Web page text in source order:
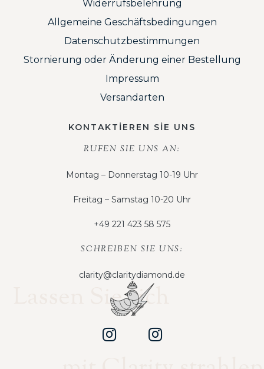
Widerrufsbelehrung
Allgemeine Geschäftsbedingungen
Datenschutzbestimmungen
Stornierung oder Änderung einer Bestellung
Impressum
Versandarten
KONTAKTİEREN SİE UNS
RUFEN SIE UNS AN:
Montag – Donnerstag 10-19 Uhr
Freitag – Samstag 10-20 Uhr
+49 221 423 58 575
SCHREIBEN SIE UNS:
clarity@claritydiamond.de
Lassen Sie sich